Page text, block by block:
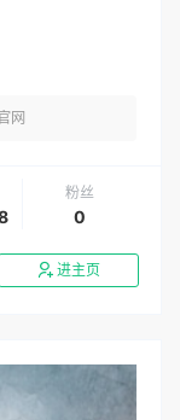
网
粉丝
0
进主页